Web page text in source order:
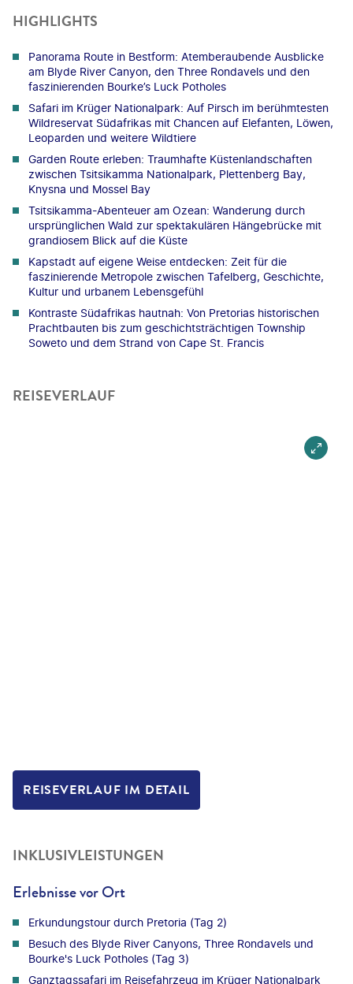
HIGHLIGHTS
Panorama Route in Bestform: Atemberaubende Ausblicke
am Blyde River Canyon, den Three Rondavels und den
faszinierenden Bourke’s Luck Potholes
Safari im Krüger Nationalpark: Auf Pirsch im berühmtesten
Wildreservat Südafrikas mit Chancen auf Elefanten, Löwen,
Leoparden und weitere Wildtiere
Garden Route erleben: Traumhafte Küstenlandschaften
zwischen Tsitsikamma Nationalpark, Plettenberg Bay,
Knysna und Mossel Bay
Tsitsikamma-Abenteuer am Ozean: Wanderung durch
ursprünglichen Wald zur spektakulären Hängebrücke mit
grandiosem Blick auf die Küste
Kapstadt auf eigene Weise entdecken: Zeit für die
faszinierende Metropole zwischen Tafelberg, Geschichte,
Kultur und urbanem Lebensgefühl
Kontraste Südafrikas hautnah: Von Pretorias historischen
Prachtbauten bis zum geschichtsträchtigen Township
Soweto und dem Strand von Cape St. Francis
REISEVERLAUF
REISEVERLAUF IM DETAIL
INKLUSIVLEISTUNGEN
Erlebnisse vor Ort
Erkundungstour durch Pretoria (Tag 2)
Besuch des Blyde River Canyons, Three Rondavels und
Bourke's Luck Potholes (Tag 3)
Ganztagssafari im Reisefahrzeug im Krüger Nationalpark